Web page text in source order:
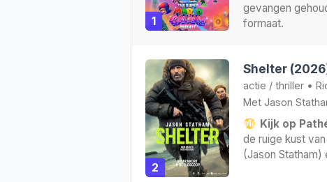
1
gevangen
formaat.
2
Shelter
actie / thriller •
Met Jason
Kijk op
de ruige kust
(Jason Statham)